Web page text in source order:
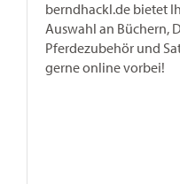
berndhackl.de bietet
Auswahl an Büchern,
Pferdezubehör und
gerne online vorbei!